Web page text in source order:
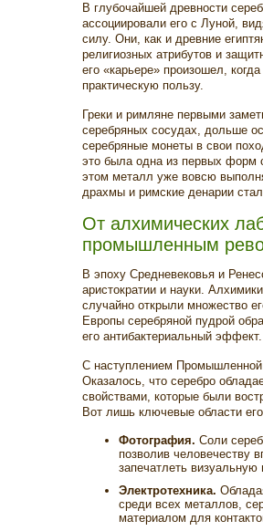
В глубочайшей древности
ассоциировали его с Луной,
силу. Они, как и древние
религиозных атрибутов и
его «карьере» произошел,
практическую пользу.
Греки и римляне первыми
серебряных сосудах, дольше
серебряные монеты в свои
это была одна из первых форм
этом металл уже вовсю
драхмы и римские денарии
От алхимических
промышленным
В эпоху Средневековья и
аристократии и науки.
случайно открыли множество
Европы серебряной пудрой
его антибактериальный эффект.
С наступлением
Оказалось, что серебро
свойствами, которые были
Вот лишь ключевые области
Фотография. Соли
позволив человечеству
запечатлеть
Электротехника.
среди всех металлов,
материалом для